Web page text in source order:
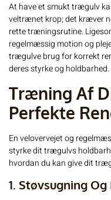
At have et smukt trægulv
veltrænet krop; det kræver
rette træningsrutine.
regelmæssig motion og
trægulve brug for korrekt
deres styrke og holdbarhed.
Træning Af
Perfekte
En velovervejet og
styrke dit trægulvs
hvordan du kan give dit
1. Støvsugning Og